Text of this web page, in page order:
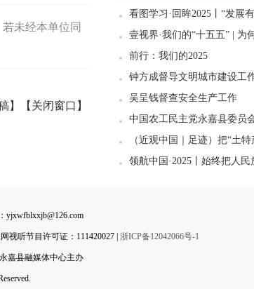
未经本单位同
】 【关闭窗口】
看图学习·回眸2025丨“发展
一直惦念在心
壹视界·我们的“十五五” | 为
政策里的发展密码
前行：我们的2025
钟方成督导文明城市建设工
吴呈钱督查安全生产工作
中国农工民主党永嘉县委员
开
（近观中国｜足迹）把“土
近平走进柚子园
领航中国·2025丨始终把人民
yjxwfblxxjb@126.com
视听节目许可证：111420027 | 浙ICP备12042066号-1
嘉县融媒体中心主办